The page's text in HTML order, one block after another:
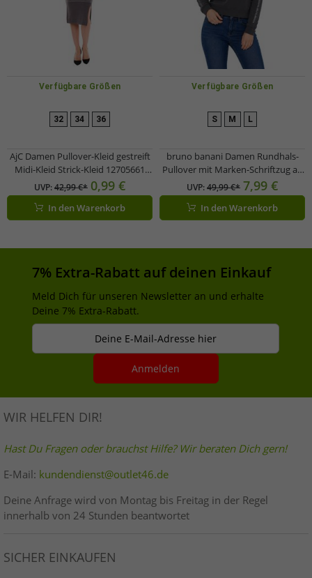
Verfügbare Größen
32 34 36
AjC Damen Pullover-Kleid gestreift
Midi-Kleid Strick-Kleid 12705661
Grau
UVP:42,99 €* 0,99 €
In den Warenkorb
Verfügbare Größen
S M L
bruno banani Damen Rundhals-
Pullover mit Marken-Schriftzug an
Ärmel verlaufend Baumwoll-
Sweater Langarm-Shirt Anthrazit
UVP:49,99 €* 7,99 €
In den Warenkorb
7% Extra-Rabatt auf deinen Einkauf
Meld Dich für unseren Newsletter an und erhalte
Deine 7% Extra-Rabatt.
Deine E-Mail-Adresse hier
Anmelden
WIR HELFEN DIR!
Hast Du Fragen oder brauchst Hilfe? Wir beraten Dich gern!
E-Mail: kundendienst@outlet46.de
Deine Anfrage wird von Montag bis Freitag in der Regel
innerhalb von 24 Stunden beantwortet
SICHER EINKAUFEN